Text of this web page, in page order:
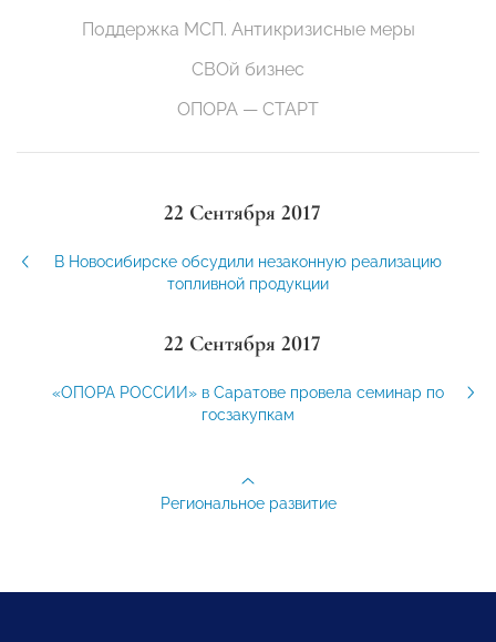
Поддержка МСП. Антикризисные меры
СВОй бизнес
ОПОРА — СТАРТ
22 Сентября 2017
В Новосибирске обсудили незаконную реализацию
топливной продукции
22 Сентября 2017
«ОПОРА РОССИИ» в Саратове провела семинар по
госзакупкам
Региональное развитие